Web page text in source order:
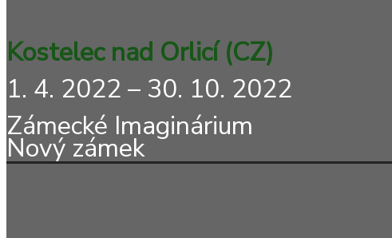
Kostelec nad Orlicí (CZ)
1. 4. 2022 – 30. 10. 2022
Zámecké Imaginárium
Nový zámek